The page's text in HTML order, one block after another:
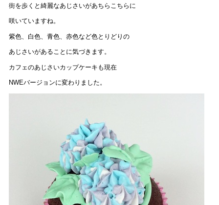
街を歩くと綺麗なあじさいがあちらこちらに
咲いていますね。
紫色、白色、青色、赤色など色とりどりの
あじさいがあることに気づきます。
カフェのあじさいカップケーキも現在
NWEバージョンに変わりました。